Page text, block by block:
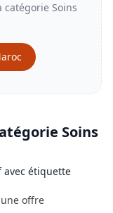
catégorie Soins
Soins
avec étiquette
offre